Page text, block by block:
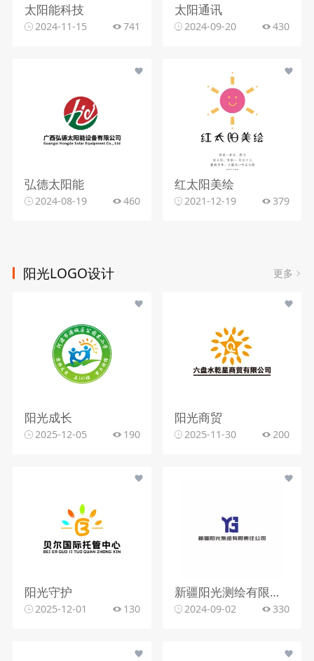
太阳能科技
2024-11-15 741
太阳通讯
2024-09-20 430
弘德太阳能
2024-08-19 460
红太阳美绘
2021-12-19 379
阳光LOGO设计 更多
阳光成长
2025-12-05 190
阳光商贸
2025-11-30 200
阳光守护
2025-12-01 130
新疆阳光测绘有限责任公司
2024-09-02 330